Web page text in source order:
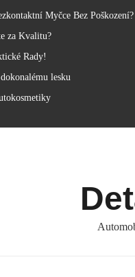
Myčce Bez Poškození?
za Kvalitu?
Rady!
lesku